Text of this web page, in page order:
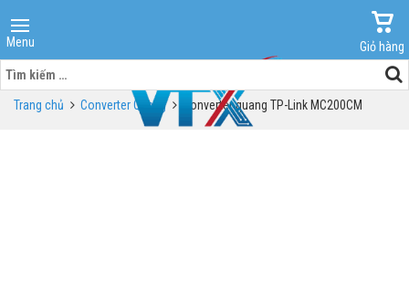
Menu
Giỏ hàng
Tìm
kiếm
cho:Trang chủ Converter Quang Converter quang TP-Link MC200CM